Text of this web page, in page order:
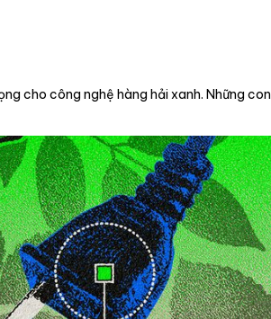
cho công nghệ hàng hải xanh. Những con